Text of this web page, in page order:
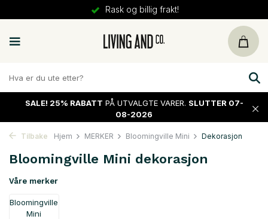
30 dagerretur
SALE! 25% RABATT PÅ UTVALGTE VARER. SLUTTER 07-
08-2026
Tilbake Hjem MERKER Bloomingville Mini Dekorasjon
Bloomingville Mini dekorasjon
Våre merker
Bloomingville
Mini